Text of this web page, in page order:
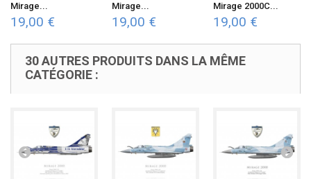
Mirage...
19,00 €
Mirage...
19,00 €
Mirage 2000C...
19,00 €
30 AUTRES PRODUITS DANS LA MÊME
CATÉGORIE :